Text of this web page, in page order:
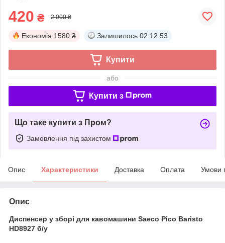
420 ₴ 2 000 ₴
Економія 1580 ₴ Залишилось 02:12:53
Купити
або
Купити з
Що таке купити з Пром?
Замовлення під захистом
Опис Характеристики Доставка Оплата Умови
Опис
Диспенсер у зборі для кавомашини Saeco Pico Baristo
HD8927 б/у